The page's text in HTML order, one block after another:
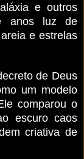
e outros
anos luz de
e estrelas
de Deus
um modelo
comparou o
escuro caos
criativa de